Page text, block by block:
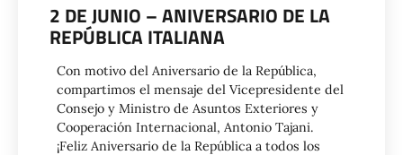
2 DE JUNIO – ANIVERSARIO DE LA
REPÚBLICA ITALIANA
Con motivo del Aniversario de la República,
compartimos el mensaje del Vicepresidente del
Consejo y Ministro de Asuntos Exteriores y
Cooperación Internacional, Antonio Tajani.
¡Feliz Aniversario de la República a todos los